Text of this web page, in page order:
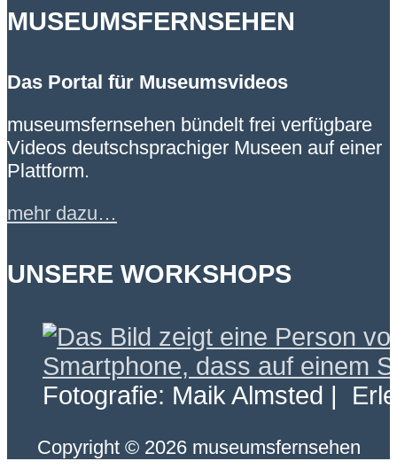
MUSEUMSFERNSEHEN
Das Portal für Museumsvideos
museumsfernsehen bündelt frei verfügbare
Videos deutschsprachiger Museen auf einer
Plattform.
mehr dazu…
UNSERE WORKSHOPS
Fotografie: Maik Almsted |
Copyright © 2026 museumsfernsehen